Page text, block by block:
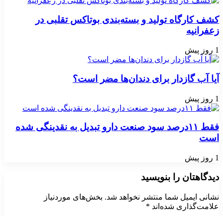
کشف کارگاه تولید و بسته‌بندی بوتاکس تقلبی در
زعفرانیه
1 روز پیش
آیا آب گازدار برای دندان‌ها مضر است؟
1 روز پیش
فقط ۱۱‌درصد سود صنعت دارو تبدیل به نقدینگی شده
است
1 روز پیش
دیدگاهتان را بنویسید
نشانی ایمیل شما منتشر نخواهد شد. بخش‌های موردنیاز
علامت‌گذاری شده‌اند *